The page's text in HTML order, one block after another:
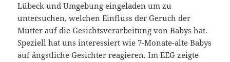
Lübeck und Umgebung eingeladen um zu
untersuchen, welchen Einfluss der Geruch der
Mutter auf die Gesichtsverarbeitung von Babys hat.
Speziell hat uns interessiert wie 7-Monate-alte Babys
auf ängstliche Gesichter reagieren. Im EEG zeigte